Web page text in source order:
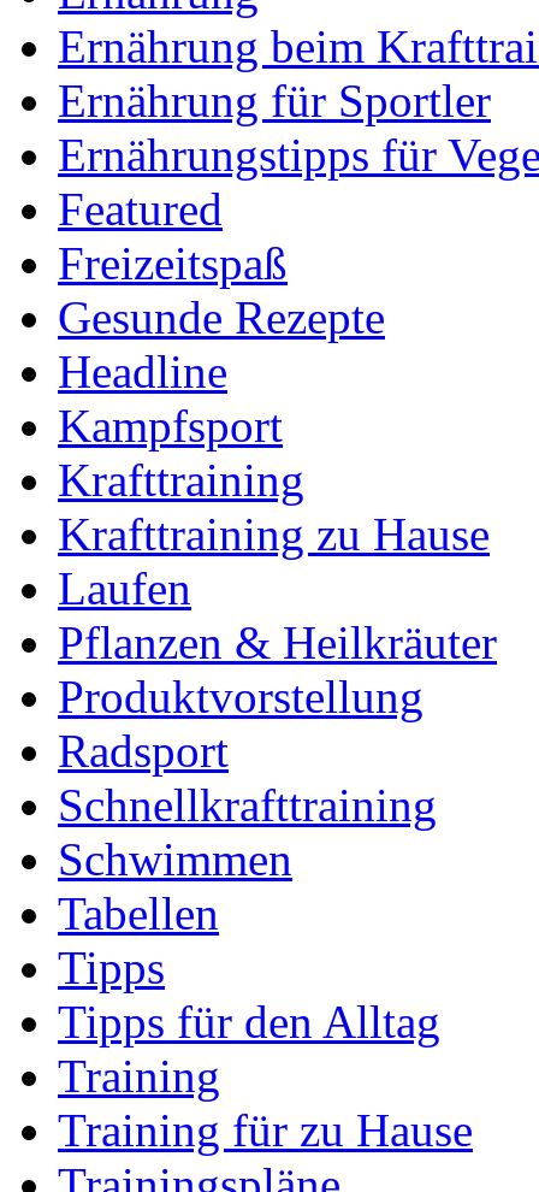
Ernährung beim
Ernährung für Sportler
Ernährungstipps für
Featured
Freizeitspaß
Gesunde Rezepte
Headline
Kampfsport
Krafttraining
Krafttraining zu Hause
Laufen
Pflanzen & Heilkräuter
Produktvorstellung
Radsport
Schnellkrafttraining
Schwimmen
Tabellen
Tipps
Tipps für den Alltag
Training
Training für zu Hause